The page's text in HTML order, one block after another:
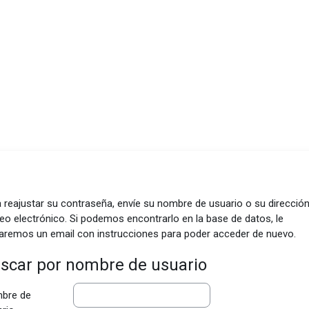
reajustar su contraseña, envíe su nombre de usuario o su
electrónico. Si podemos encontrarlo en la base de datos, le
un email con instrucciones para poder acceder de nuevo.
por nombre de usuario
de